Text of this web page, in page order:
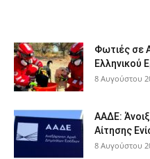
Φωτιές σε
Ελληνικού
8 Αυγούστου
ΑΑΔΕ:
Αίτησης
8 Αυγούστου